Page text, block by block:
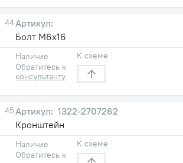
44
Болт М6х16
Наличие
Обратитесь к
консультанту
К схеме
45
1322-2707262
Кронштейн
Наличие
Обратитесь к
К схеме